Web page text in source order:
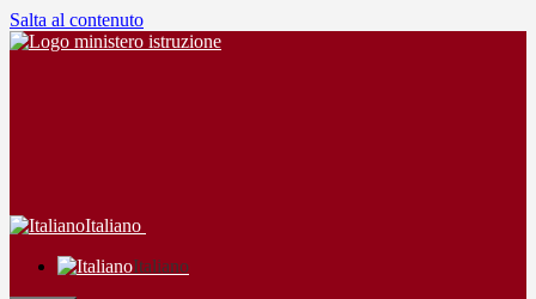
Salta al contenuto
Italiano
Italiano